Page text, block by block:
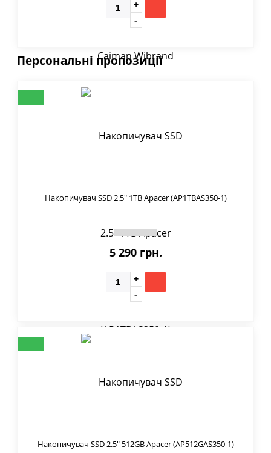
Персональні пропозиції
Накопичувач SSD 2.5" 1TB Apacer (AP1TBAS350-1)
5 290 грн.
Накопичувач SSD 2.5" 512GB Apacer (AP512GAS350-1)